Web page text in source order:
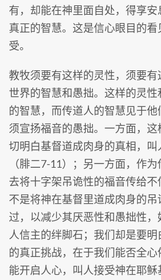
有，却能在神里面自处，得享安
真正的智慧。这是信心眼目的
受。
教牧须要有这样的灵性，须要
世界的智慧和愚拙。这样的灵
的智慧，而传道人的智慧见于
须宣扬福音的愚拙。一方面，
切明白基督道成肉身的真相，
（腓二7-11）；另一方面，作
去将十字架吊诡性的福音传给
不是将神在基督里道成肉身的
过，以减少其厌恶性和愚拙性，
人信主的绊脚石；我们却是要
的真正挑战，在于我们能否全
能开启人心，叫人接受神在耶稣